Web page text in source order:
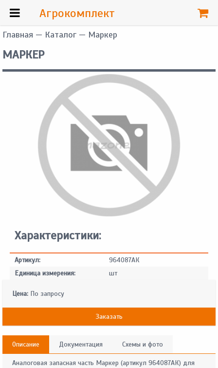
Главная — Каталог — Маркер
МАРКЕР
Характеристики:
Артикул:
964087АК
Единица измерения:
шт
Цена: По запросу
Заказать
Описание Документация Схемы и фото
Аналоговая запасная часть Маркер (артикул 964087АК) для
Агрокомплект